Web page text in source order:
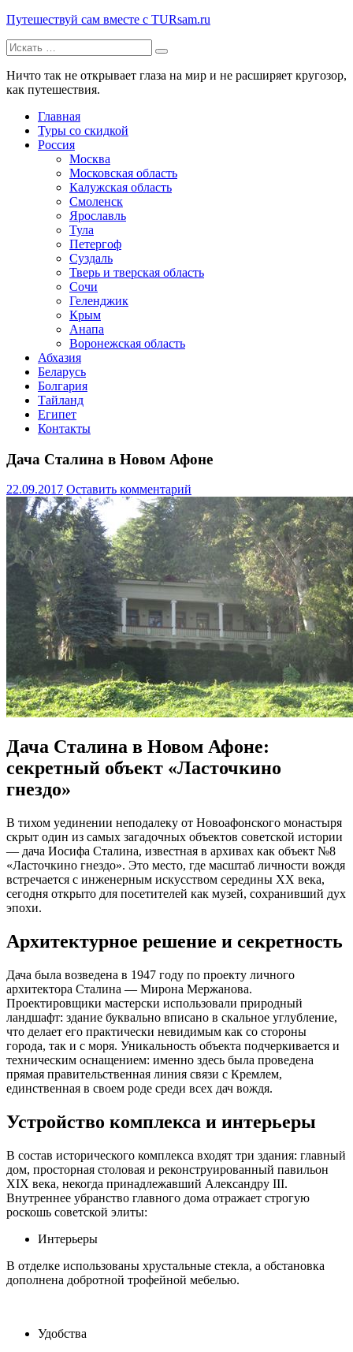
Путешествуй сам вместе с TURsam.ru
Путешествуй и узнавай новые места вместе с нами.
Искать:
Ничто так не открывает глаза на мир и не расширяет кругозор,
как путешествия.
Главная
Туры со скидкой
Россия
Москва
Московская область
Калужская область
Смоленск
Ярославль
Тула
Петергоф
Суздаль
Тверь и тверская область
Сочи
Геленджик
Крым
Анапа
Воронежская область
Абхазия
Беларусь
Болгария
Тайланд
Египет
Контакты
Дача Сталина в Новом Афоне
22.09.2017 Оставить комментарий
Дача Сталина в Новом Афоне:
секретный объект «Ласточкино
гнездо»
В тихом уединении неподалеку от Новоафонского монастыря
скрыт один из самых загадочных объектов советской истории
— дача Иосифа Сталина, известная в архивах как объект №8
«Ласточкино гнездо». Это место, где масштаб личности вождя
встречается с инженерным искусством середины XX века,
сегодня открыто для посетителей как музей, сохранивший дух
эпохи.
Архитектурное решение и секретность
Дача была возведена в 1947 году по проекту личного
архитектора Сталина — Мирона Мержанова.
Проектировщики мастерски использовали природный
ландшафт: здание буквально вписано в скальное углубление,
что делает его практически невидимым как со стороны
города, так и с моря. Уникальность объекта подчеркивается и
техническим оснащением: именно здесь была проведена
прямая правительственная линия связи с Кремлем,
единственная в своем роде среди всех дач вождя.
Устройство комплекса и интерьеры
В состав исторического комплекса входят три здания: главный
дом, просторная столовая и реконструированный павильон
XIX века, некогда принадлежавший Александру III.
Внутреннее убранство главного дома отражает строгую
роскошь советской элиты:
Интерьеры
В отделке использованы хрустальные стекла, а обстановка
дополнена добротной трофейной мебелью.
Удобства